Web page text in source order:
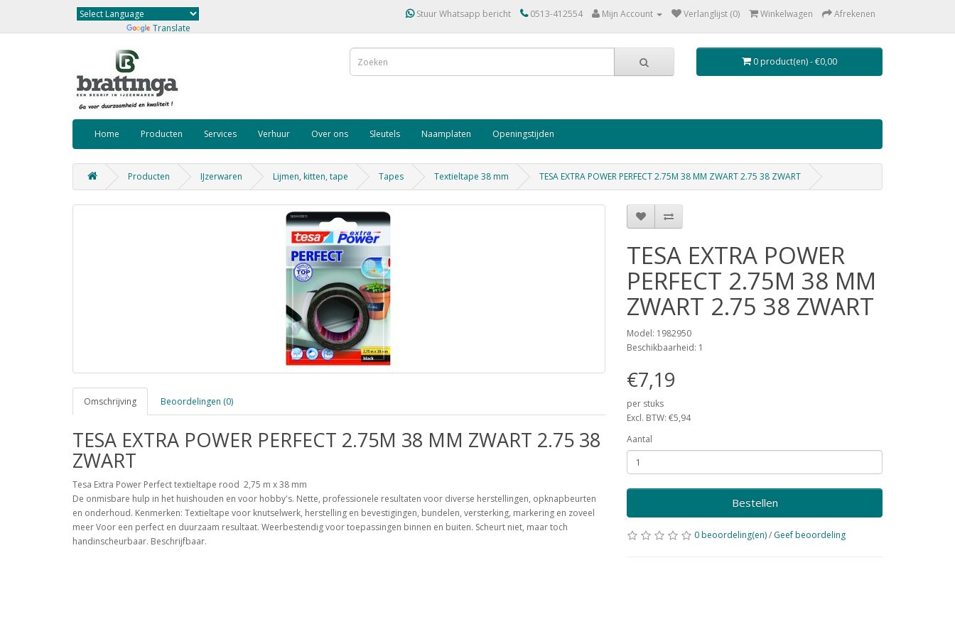
Translate
Stuur Whatsapp bericht 0513-412554 Mijn Account Verlanglijst (0) Winkelwagen Afrekenen
0 product(en) - €0,00
Home Producten Services Verhuur Over ons Sleutels Naamplaten Openingstijden
Producten IJzerwaren Lijmen, kitten, tape Tapes Textieltape 38 mm TESA EXTRA POWER PERFECT 2.75M 38 MM ZWART 2.75 38 ZWART
Omschrijving Beoordelingen (0)
TESA EXTRA POWER PERFECT 2.75M 38 MM ZWART 2.75 38
ZWART
Tesa Extra Power Perfect textieltape rood 2,75 m x 38 mm
De onmisbare hulp in het huishouden en voor hobby's. Nette, professionele resultaten voor diverse herstellingen, opknapbeurten
en onderhoud. Kenmerken: Textieltape voor knutselwerk, herstelling en bevestigingen, bundelen, versterking, markering en zoveel
meer Voor een perfect en duurzaam resultaat. Weerbestendig voor toepassingen binnen en buiten. Scheurt niet, maar toch
handinscheurbaar. Beschrijfbaar.
TESA EXTRA POWER
PERFECT 2.75M 38 MM
ZWART 2.75 38 ZWART
Model: 1982950
Beschikbaarheid: 1
€7,19
per stuks
Excl. BTW: €5,94
Aantal
Bestellen
0 beoordeling(en)/ Geef beoordeling